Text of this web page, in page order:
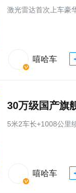
激光雷达⾸次上⻋豪
嘻哈车
30万级国产旗
5米2车长+1008公里
嘻哈车